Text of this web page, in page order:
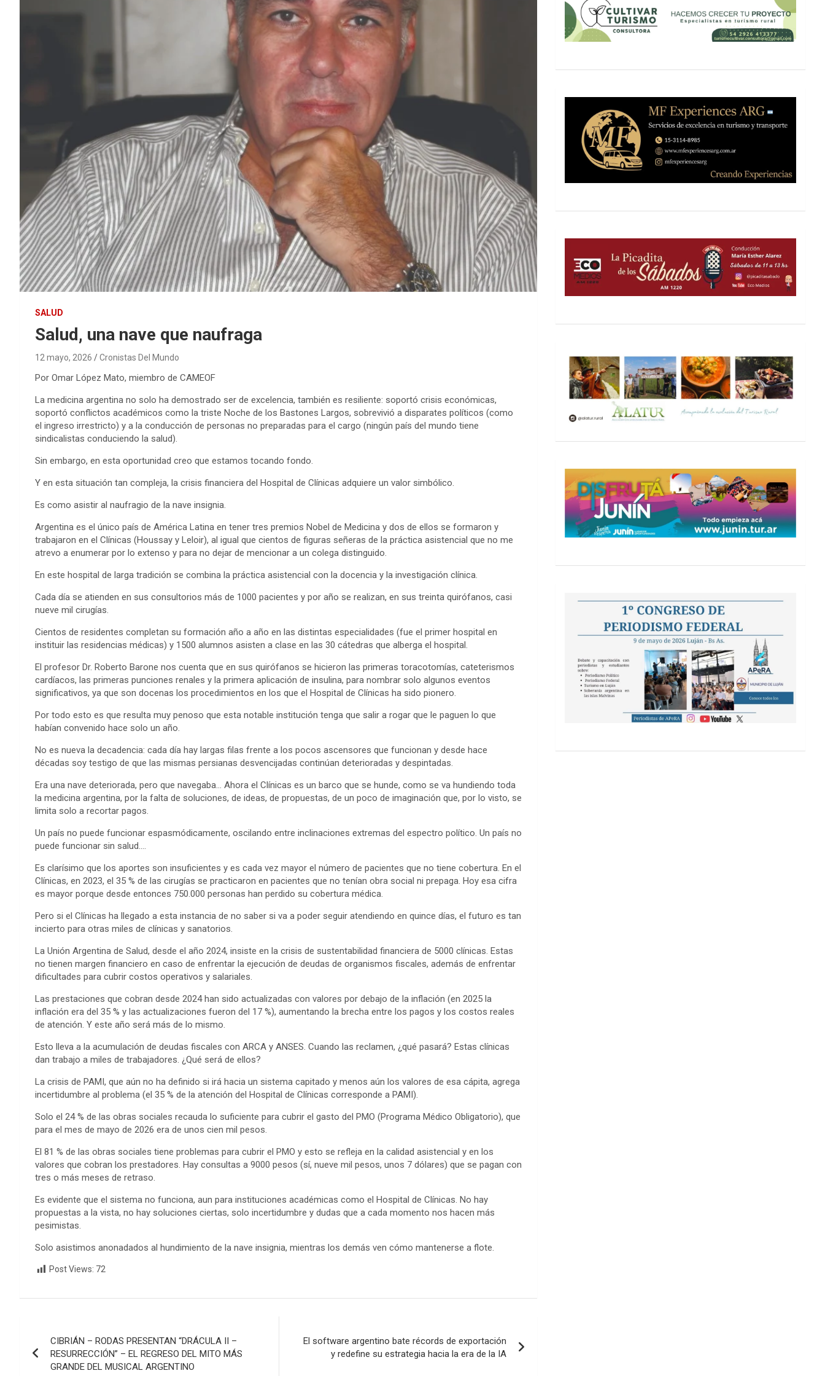
SALUD
Salud, una nave que naufraga
12 mayo, 2026 Cronistas Del Mundo
Por Omar López Mato, miembro de CAMEOF
La medicina argentina no solo ha demostrado ser de excelencia, también es resiliente: soportó crisis económicas,
soportó conflictos académicos como la triste Noche de los Bastones Largos, sobrevivió a disparates políticos (como
el ingreso irrestricto) y a la conducción de personas no preparadas para el cargo (ningún país del mundo tiene
sindicalistas conduciendo la salud).
Sin embargo, en esta oportunidad creo que estamos tocando fondo.
Y en esta situación tan compleja, la crisis financiera del Hospital de Clínicas adquiere un valor simbólico.
Es como asistir al naufragio de la nave insignia.
Argentina es el único país de América Latina en tener tres premios Nobel de Medicina y dos de ellos se formaron y
trabajaron en el Clínicas (Houssay y Leloir), al igual que cientos de figuras señeras de la práctica asistencial que no me
atrevo a enumerar por lo extenso y para no dejar de mencionar a un colega distinguido.
En este hospital de larga tradición se combina la práctica asistencial con la docencia y la investigación clínica.
Cada día se atienden en sus consultorios más de 1000 pacientes y por año se realizan, en sus treinta quirófanos, casi
nueve mil cirugías.
Cientos de residentes completan su formación año a año en las distintas especialidades (fue el primer hospital en
instituir las residencias médicas) y 1500 alumnos asisten a clase en las 30 cátedras que alberga el hospital.
El profesor Dr. Roberto Barone nos cuenta que en sus quirófanos se hicieron las primeras toracotomías, cateterismos
cardíacos, las primeras punciones renales y la primera aplicación de insulina, para nombrar solo algunos eventos
significativos, ya que son docenas los procedimientos en los que el Hospital de Clínicas ha sido pionero.
Por todo esto es que resulta muy penoso que esta notable institución tenga que salir a rogar que le paguen lo que
habían convenido hace solo un año.
No es nueva la decadencia: cada día hay largas filas frente a los pocos ascensores que funcionan y desde hace
décadas soy testigo de que las mismas persianas desvencijadas continúan deterioradas y despintadas.
Era una nave deteriorada, pero que navegaba… Ahora el Clínicas es un barco que se hunde, como se va hundiendo toda
la medicina argentina, por la falta de soluciones, de ideas, de propuestas, de un poco de imaginación que, por lo visto, se
limita solo a recortar pagos.
Un país no puede funcionar espasmódicamente, oscilando entre inclinaciones extremas del espectro político. Un país no
puede funcionar sin salud….
Es clarísimo que los aportes son insuficientes y es cada vez mayor el número de pacientes que no tiene cobertura. En el
Clínicas, en 2023, el 35 % de las cirugías se practicaron en pacientes que no tenían obra social ni prepaga. Hoy esa cifra
es mayor porque desde entonces 750.000 personas han perdido su cobertura médica.
Pero si el Clínicas ha llegado a esta instancia de no saber si va a poder seguir atendiendo en quince días, el futuro es tan
incierto para otras miles de clínicas y sanatorios.
La Unión Argentina de Salud, desde el año 2024, insiste en la crisis de sustentabilidad financiera de 5000 clínicas. Estas
no tienen margen financiero en caso de enfrentar la ejecución de deudas de organismos fiscales, además de enfrentar
dificultades para cubrir costos operativos y salariales.
Las prestaciones que cobran desde 2024 han sido actualizadas con valores por debajo de la inflación (en 2025 la
inflación era del 35 % y las actualizaciones fueron del 17 %), aumentando la brecha entre los pagos y los costos reales
de atención. Y este año será más de lo mismo.
Esto lleva a la acumulación de deudas fiscales con ARCA y ANSES. Cuando las reclamen, ¿qué pasará? Estas clínicas
dan trabajo a miles de trabajadores. ¿Qué será de ellos?
La crisis de PAMI, que aún no ha definido si irá hacia un sistema capitado y menos aún los valores de esa cápita, agrega
incertidumbre al problema (el 35 % de la atención del Hospital de Clínicas corresponde a PAMI).
Solo el 24 % de las obras sociales recauda lo suficiente para cubrir el gasto del PMO (Programa Médico Obligatorio), que
para el mes de mayo de 2026 era de unos cien mil pesos.
El 81 % de las obras sociales tiene problemas para cubrir el PMO y esto se refleja en la calidad asistencial y en los
valores que cobran los prestadores. Hay consultas a 9000 pesos (sí, nueve mil pesos, unos 7 dólares) que se pagan con
tres o más meses de retraso.
Es evidente que el sistema no funciona, aun para instituciones académicas como el Hospital de Clínicas. No hay
propuestas a la vista, no hay soluciones ciertas, solo incertidumbre y dudas que a cada momento nos hacen más
pesimistas.
Solo asistimos anonadados al hundimiento de la nave insignia, mientras los demás ven cómo mantenerse a flote.
Post Views: 72
de
CIBRIÁN – RODAS PRESENTAN “DRÁCULA II –
RESURRECCIÓN” – EL REGRESO DEL MITO MÁS
GRANDE DEL MUSICAL ARGENTINO
El software argentino bate récords de exportación
y redefine su estrategia hacia la era de la IA